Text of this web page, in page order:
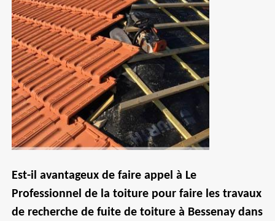
Est-il avantageux de faire appel à Le
Professionnel de la toiture pour faire les travaux
de recherche de fuite de toiture à Bessenay dans